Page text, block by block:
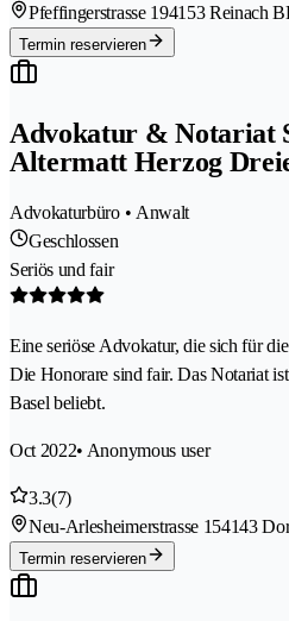
Pfeffingerstrasse 194153 Reinach
Termin reservieren
Advokatur & Notariat
Altermatt Herzog
Advokaturbüro • Anwalt
Geschlossen
Seriös und fair
Eine seriöse Advokatur, die sich für
Die Honorare sind fair. Das Notariat
Basel beliebt.
Oct 2022• Anonymous user
3.3(7)
Neu-Arlesheimerstrasse 154143
Termin reservieren